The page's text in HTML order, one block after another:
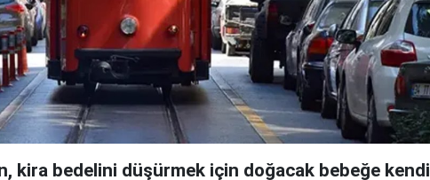
kira bedelini düşürmek için doğacak bebeğe kendi